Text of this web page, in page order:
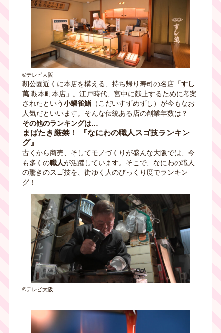
©テレビ大阪
靭公園近くに本店を構える、持ち帰り寿司の名店「すし
萬靱本町本店」。江戸時代、宮中に献上するために考案
されたという小鯛雀鮨（こだいすずめずし）が今もなお
人気だといいます。そんな伝統ある店の創業年数は？
その他のランキングは…
まばたき厳禁！ 『なにわの職人スゴ技ランキン
グ』
古くから商売、そしてモノづくりが盛んな大阪では、今
も多くの職人が活躍しています。そこで、なにわの職人
の驚きのスゴ技を、街ゆく人のびっくり度でランキン
グ！
©テレビ大阪